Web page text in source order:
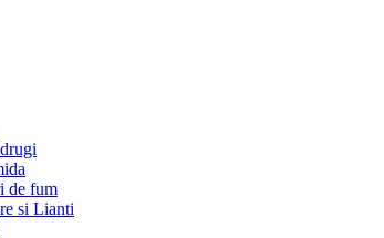
de fum
si Lianti